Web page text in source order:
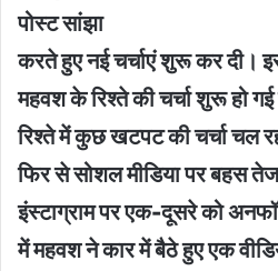
पोस्ट सांझा
करते हुए नई चर्चाएं शुरू कर
महवश के रिश्ते की चर्चा शुरू हो
रिश्ते में कुछ खटपट की चर्चा चल
फिर से सोशल मीडिया पर बहस तेज
इंस्टाग्राम पर एक-दूसरे को
में महवश ने कार में बैठे हुए एक